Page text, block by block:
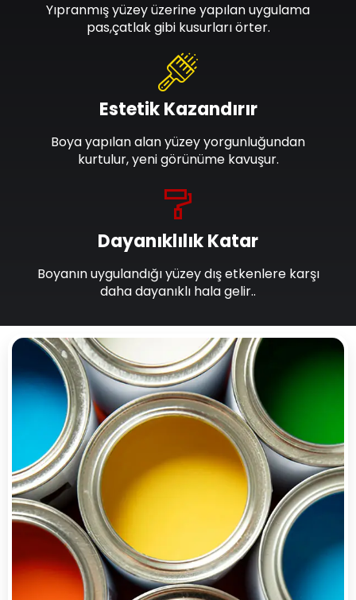
Dayanıklılık Katar
Boyanın uygulandığı yüzey dış etkenlere karşı
daha dayanıklı hala gelir..
Estetik Kazandırır
Boya yapılan alan yüzey yorgunluğundan
kurtulur, yeni görünüme kavuşur.
Yıpranmış yüzey üzerine yapılan uygulama
pas,çatlak gibi kusurları örter.